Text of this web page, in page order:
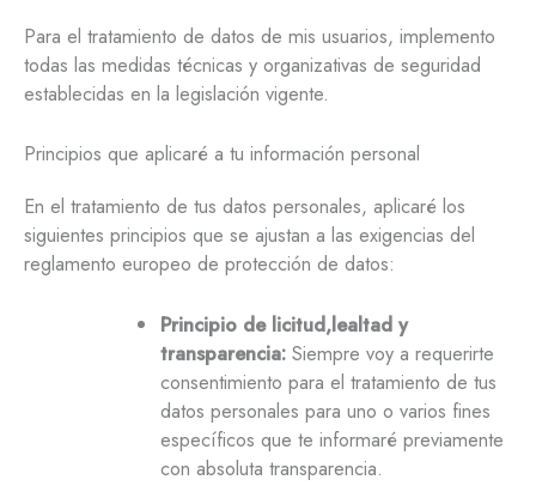
Para el tratamiento de datos de mis usuarios, implemento
todas las medidas técnicas y organizativas de seguridad
establecidas en la legislación vigente.
Principios que aplicaré a tu información personal
En el tratamiento de tus datos personales, aplicaré los
siguientes principios que se ajustan a las exigencias del
reglamento europeo de protección de datos:
Principio de licitud,lealtad y
transparencia:Siempre voy a requerirte
consentimiento para el tratamiento de tus
datos personales para uno o varios fines
específicos que te informaré previamente
con absoluta transparencia.